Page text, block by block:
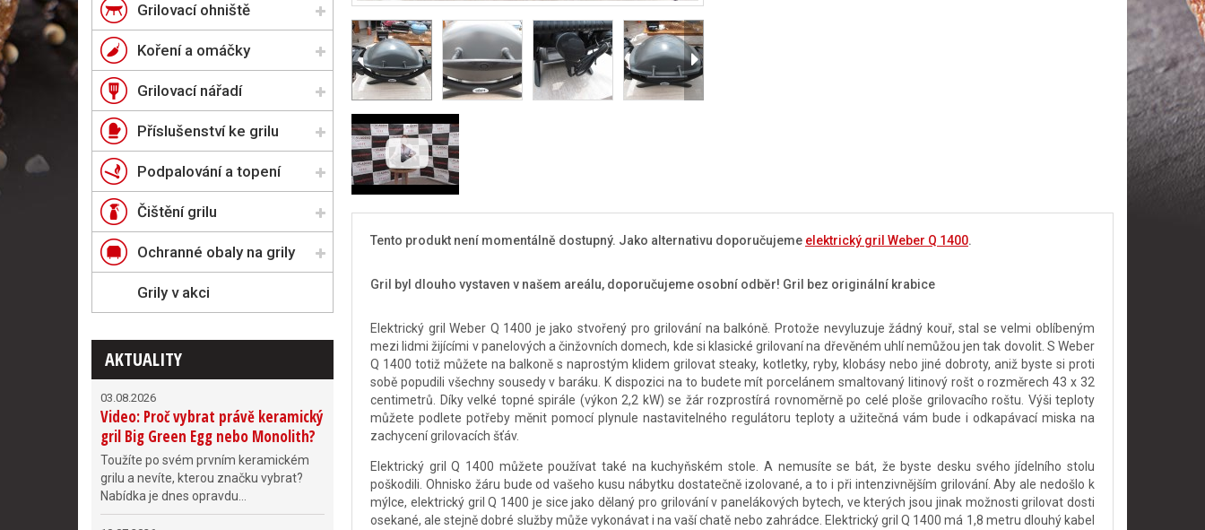
Tento produkt není momentálně dostupný. Jako alternativu doporučujeme elektrický gril Weber Q 1400.
Gril byl dlouho vystaven v našem areálu, doporučujeme osobní odběr! Gril bez originální krabice
Elektrický gril Weber Q 1400 je jako stvořený pro grilování na balkóně. Protože nevyluzuje žádný kouř, stal se velmi oblíbeným
mezi lidmi žijícími v panelových a činžovních domech, kde si klasické grilovaní na dřevěném uhlí nemůžou jen tak dovolit. S Weber
Q 1400 totiž můžete na balkoně s naprostým klidem grilovat steaky, kotletky, ryby, klobásy nebo jiné dobroty, aniž byste si proti
sobě popudili všechny sousedy v baráku. K dispozici na to budete mít porcelánem smaltovaný litinový rošt o rozměrech 43 x 32
centimetrů. Díky velké topné spirále (výkon 2,2 kW) se žár rozprostírá rovnoměrně po celé ploše grilovacího roštu. Výši teploty
můžete podlete potřeby měnit pomocí plynule nastavitelného regulátoru teploty a užitečná vám bude i odkapávací miska na
zachycení grilovacích šťáv.
Elektrický gril Q 1400 můžete používat také na kuchyňském stole. A nemusíte se bát, že byste desku svého jídelního stolu
poškodili. Ohnisko žáru bude od vašeho kusu nábytku dostatečně izolované, a to i při intenzivnějším grilování. Aby ale nedošlo k
mýlce, elektrický gril Q 1400 je sice jako dělaný pro grilování v panelákových bytech, ve kterých jsou jinak možnosti grilovat dosti
osekané, ale stejně dobré služby může vykonávat i na vaší chatě nebo zahrádce. Elektrický gril Q 1400 má 1,8 metru dlouhý kabel
Grilovací ohniště
Koření a omáčky
Grilovací nářadí
Příslušenství ke grilu
Podpalování a topení
Čištění grilu
Ochranné obaly na grily
Grily v akci
AKTUALITY
03.08.2026
Video: Proč vybrat právě keramický
gril Big Green Egg nebo Monolith?
Toužíte po svém prvním keramickém
grilu a nevíte, kterou značku vybrat?
Nabídka je dnes opravdu...